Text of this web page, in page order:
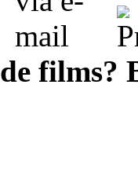
films?